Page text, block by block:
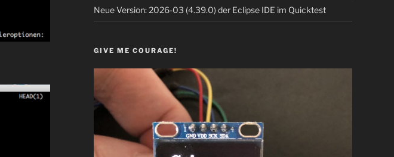
Neue Version: 2026-03 (4.39.0) der Eclipse IDE im Quicktest
GIVE ME COURAGE!